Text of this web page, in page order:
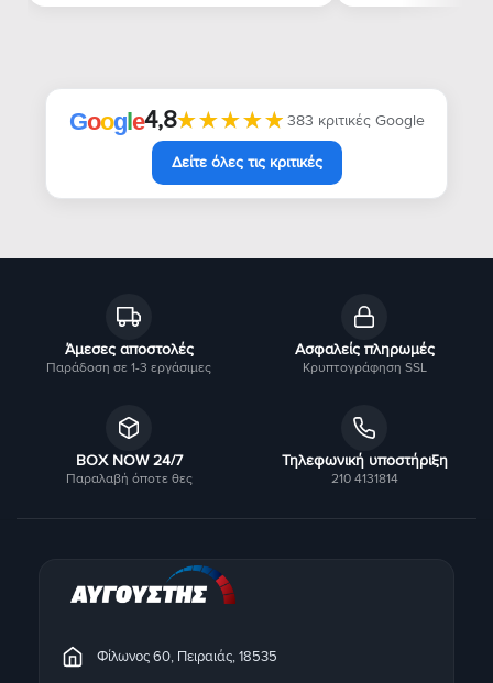
Άμεσες αποστολές
Παράδοση σε 1-3 εργάσιμες
Ασφαλείς πληρωμές
Κρυπτογράφηση SSL
BOX NOW 24/7
Παραλαβή όποτε θες
Τηλεφωνική υποστήριξη
210 4131814
Google4,8★★★★★
★★★★★ 383 κριτικές Google
Δείτε όλες τις κριτικές
Φίλωνος 60, Πειραιάς, 18535